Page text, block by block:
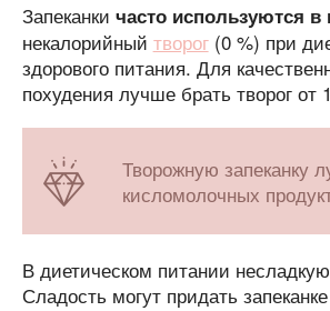
Запеканки часто используются
некалорийный творог(0 %) при
здорового питания. Для
похудения лучше брать творог
Творожную запеканку
кисломолочных
В диетическом питании
Сладость могут придать